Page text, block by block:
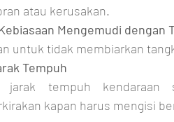
atau kerusakan.
Mengemudi dengan
untuk tidak membiarkan
Tempuh
jarak tempuh
kapan harus mengisi